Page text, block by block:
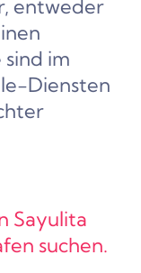
entweder
sind im
Diensten
Sayulita
suchen.